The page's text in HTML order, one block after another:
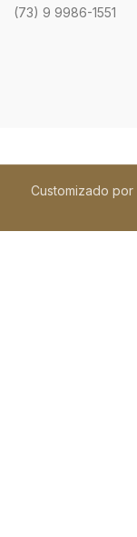
(73) 9 9986-1551
Customizado por